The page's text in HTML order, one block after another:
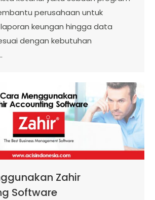
perusahaan untuk
keungan hingga data
dengan kebutuhan
Zahir
Software